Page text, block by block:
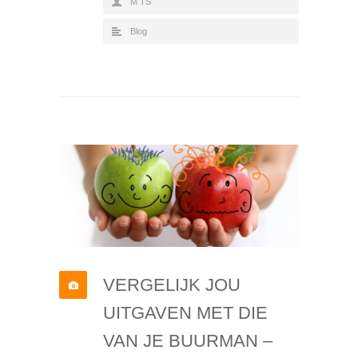
Blog
VERGELIJK JOU
UITGAVEN MET DIE
VAN JE BUURMAN –